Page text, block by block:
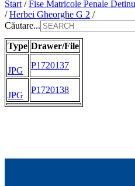
Start /Fise Matricole Penale
/Herbei Gheorghe G 2 /
Căutare...
Type Drawer/File
JPG
P1720137
JPG
P1720138